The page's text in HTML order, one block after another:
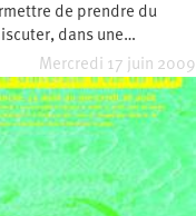
de prendre du
dans une…
Mercredi 17 juin 2009